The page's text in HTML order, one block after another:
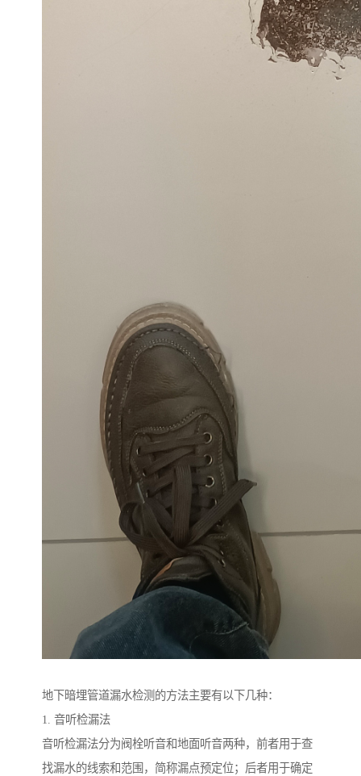
地下暗埋管道漏水检测的方法主要有以下几种：
1. 音听检漏法
音听检漏法分为阀栓听音和地面听音两种，前者用于查
找漏水的线索和范围，简称漏点预定位；后者用于确定